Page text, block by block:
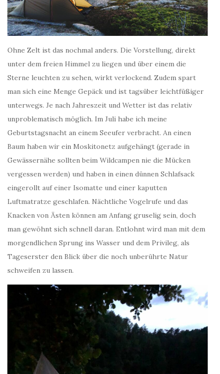
Ohne Zelt ist das nochmal anders. Die Vorstellung, direkt
unter dem freien Himmel zu liegen und über einem die
Sterne leuchten zu sehen, wirkt verlockend. Zudem spart
man sich eine Menge Gepäck und ist tagsüber leichtfüßiger
unterwegs. Je nach Jahreszeit und Wetter ist das relativ
unproblematisch möglich. Im Juli habe ich meine
Geburtstagsnacht an einem Seeufer verbracht. An einen
Baum haben wir ein Moskitonetz aufgehängt (gerade in
Gewässernähe sollten beim Wildcampen nie die Mücken
vergessen werden) und haben in einen dünnen Schlafsack
eingerollt auf einer Isomatte und einer kaputten
Luftmatratze geschlafen. Nächtliche Vogelrufe und das
Knacken von Ästen können am Anfang gruselig sein, doch
man gewöhnt sich schnell daran. Entlohnt wird man mit dem
morgendlichen Sprung ins Wasser und dem Privileg, als
Tageserster den Blick über die noch unberührte Natur
schweifen zu lassen.